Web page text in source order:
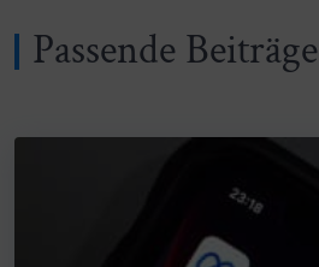
Passende Beiträge